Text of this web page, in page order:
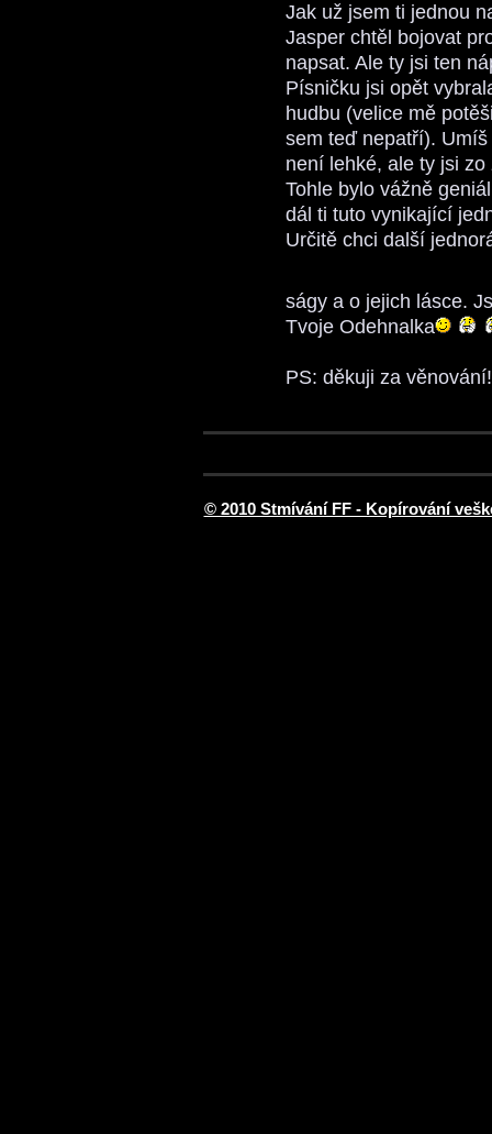
Jak už jsem ti jednou
Jasper chtěl bojovat
napsat. Ale ty jsi ten
Písničku jsi opět
hudbu (velice mě
sem teď nepatří).
není lehké, ale ty jsi zo
Tohle bylo vážně
dál ti tuto vynikající
Určitě chci další
ságy a o jejich lásce.
Tvoje Odehnalka
PS: děkuji za
© 2010 Stmívání FF - Kopírování